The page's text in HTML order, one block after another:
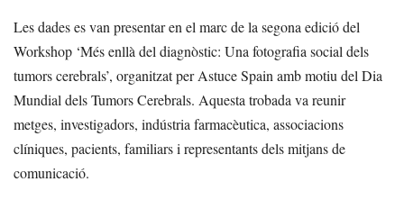
Les dades es van presentar en el marc de la segona edició del
Workshop ‘Més enllà del diagnòstic: Una fotografia social dels
tumors cerebrals’, organitzat per Astuce Spain amb motiu del Dia
Mundial dels Tumors Cerebrals. Aquesta trobada va reunir
metges, investigadors, indústria farmacèutica, associacions
clíniques, pacients, familiars i representants dels mitjans de
comunicació.